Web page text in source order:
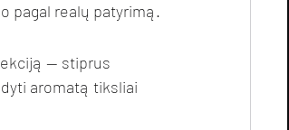
pagal realų patyrimą.
— stiprus
aromatą tiksliai